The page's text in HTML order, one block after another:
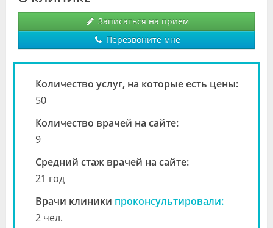
Видео
Клиники
Специалисты
Блоги
Лаборатории
Записаться на прием
Перезвоните мне
Количество услуг, на которые есть цены:
50
Количество врачей на сайте:
9
Средний стаж врачей на сайте:
21 год
Врачи клиники проконсультировали:
2 чел.